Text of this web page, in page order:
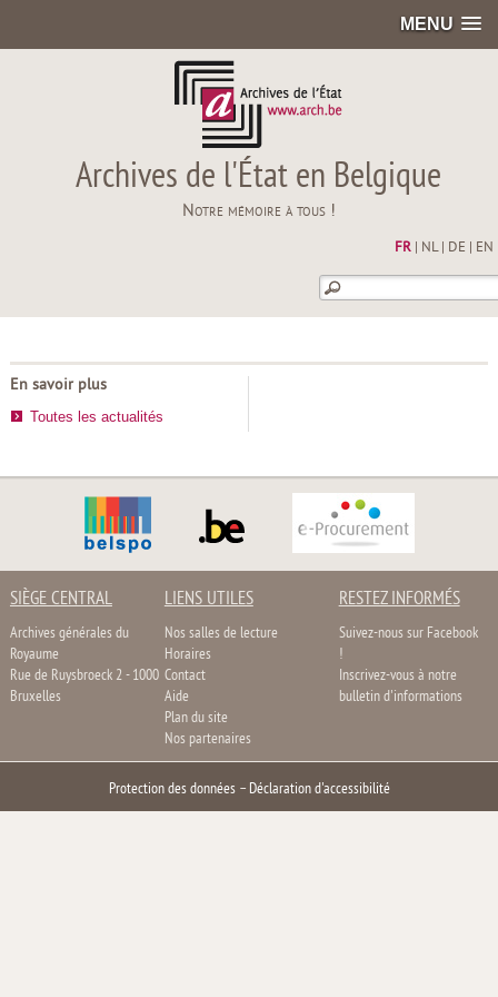
MENU
Archives de l'État en Belgique
Notre mémoire à tous !
FR| NL| DE EN
En savoir plus
Toutes les actualités
SIÈGE CENTRAL
Archives générales du
Royaume
Rue de Ruysbroeck 2 - 1000
Bruxelles
LIENS UTILES
Nos salles de lecture
Horaires
Contact
Aide
Plan du site
Nos partenaires
RESTEZ INFORMÉS
Suivez-nous sur Facebook
!
Inscrivez-vous à notre
bulletin d'informations
Protection des données– Déclaration d'accessibilité